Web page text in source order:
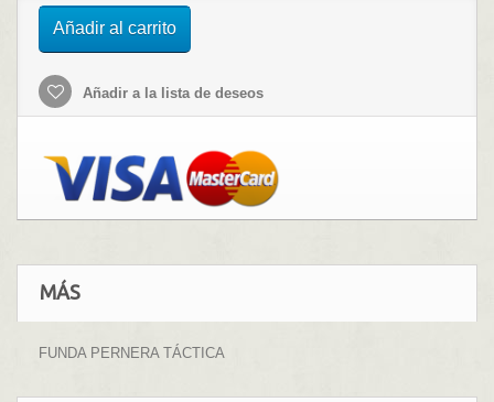
Añadir al carrito
Añadir a la lista de deseos
MÁS
FUNDA PERNERA TÁCTICA